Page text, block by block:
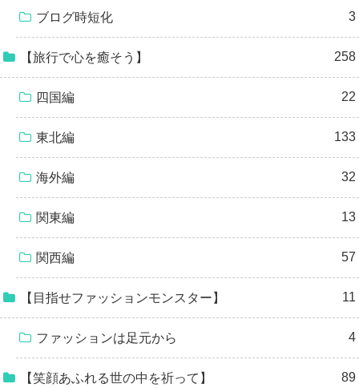
ブログ時短化 3
【旅行で心を癒そう】 258
四国編 22
東北編 133
海外編 32
関東編 13
関西編 57
【目指せファッションモンスター】 11
ファッションは足元から 4
【笑顔あふれる世の中を祈って】 89